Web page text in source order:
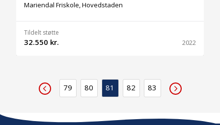
Mariendal Friskole, Hovedstaden
Tildelt støtte
32.550 kr. 2022
79 80 81 82 83